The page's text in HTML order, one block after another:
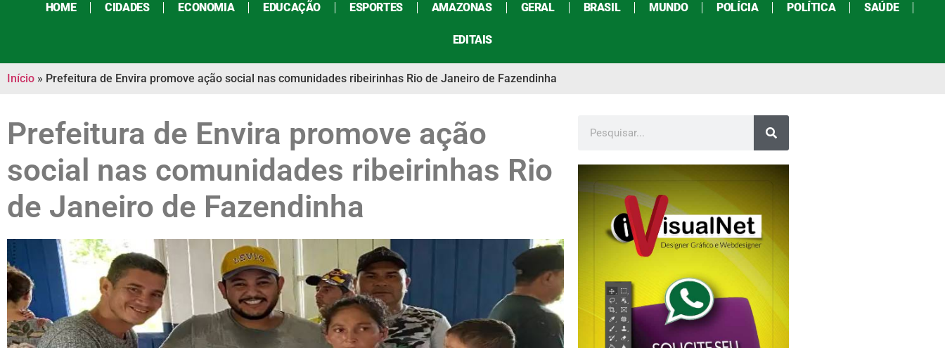
HOME CIDADES ECONOMIA EDUCAÇÃO ESPORTES AMAZONAS GERAL BRASIL MUNDO POLÍCIA POLÍTICA SAÚDE
EDITAIS
Início » Prefeitura de Envira promove ação social nas comunidades ribeirinhas Rio de Janeiro de Fazendinha
Prefeitura de Envira promove ação
social nas comunidades ribeirinhas Rio
de Janeiro de Fazendinha